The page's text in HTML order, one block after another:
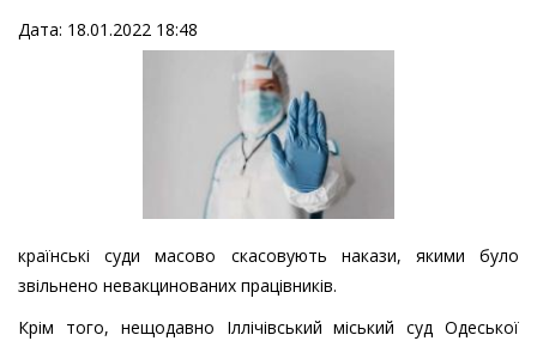
Дата: 18.01.2022 18:48
країнські суди масово скасовують накази, якими було
звільнено невакцинованих працівників.
Крім того, нещодавно Іллічівський міський суд Одеської